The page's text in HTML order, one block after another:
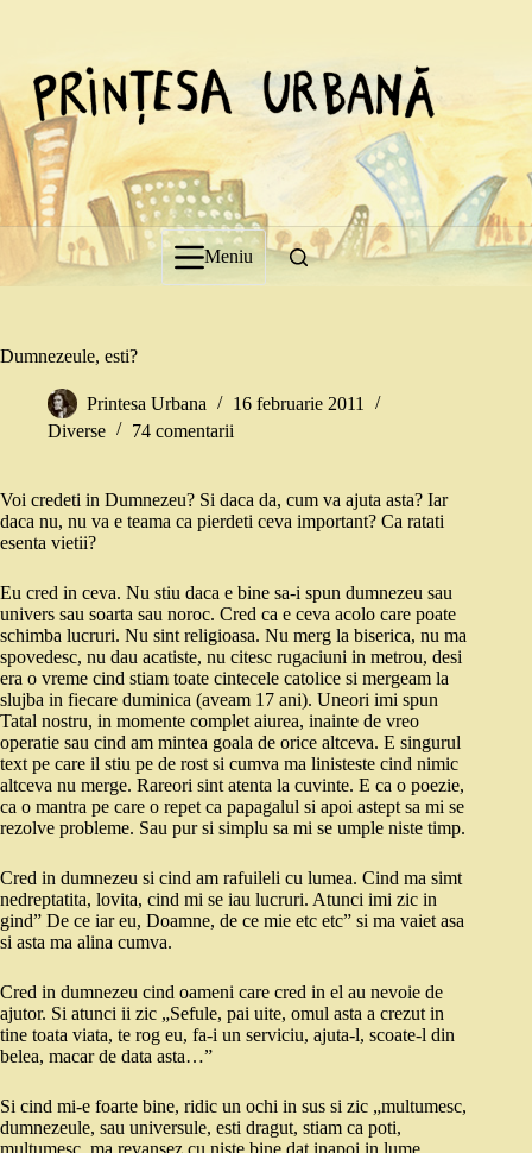
Meniu
Dumnezeule, esti?
Printesa Urbana
16 februarie 2011
Diverse
74 comentarii
Voi credeti in Dumnezeu? Si daca da, cum va ajuta asta? Iar
daca nu, nu va e teama ca pierdeti ceva important? Ca ratati
esenta vietii?
Eu cred in ceva. Nu stiu daca e bine sa-i spun dumnezeu sau
univers sau soarta sau noroc. Cred ca e ceva acolo care poate
schimba lucruri. Nu sint religioasa. Nu merg la biserica, nu ma
spovedesc, nu dau acatiste, nu citesc rugaciuni in metrou, desi
era o vreme cind stiam toate cintecele catolice si mergeam la
slujba in fiecare duminica (aveam 17 ani). Uneori imi spun
Tatal nostru, in momente complet aiurea, inainte de vreo
operatie sau cind am mintea goala de orice altceva. E singurul
text pe care il stiu pe de rost si cumva ma linisteste cind nimic
altceva nu merge. Rareori sint atenta la cuvinte. E ca o poezie,
ca o mantra pe care o repet ca papagalul si apoi astept sa mi se
rezolve probleme. Sau pur si simplu sa mi se umple niste timp.
Cred in dumnezeu si cind am rafuileli cu lumea. Cind ma simt
nedreptatita, lovita, cind mi se iau lucruri. Atunci imi zic in
gind” De ce iar eu, Doamne, de ce mie etc etc” si ma vaiet asa
si asta ma alina cumva.
Cred in dumnezeu cind oameni care cred in el au nevoie de
ajutor. Si atunci ii zic „Sefule, pai uite, omul asta a crezut in
tine toata viata, te rog eu, fa-i un serviciu, ajuta-l, scoate-l din
belea, macar de data asta…”
Si cind mi-e foarte bine, ridic un ochi in sus si zic „multumesc,
dumnezeule, sau universule, esti dragut, stiam ca poti,
multumesc, ma revansez cu niste bine dat inapoi in lume,